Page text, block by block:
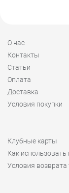
О нас
Контакты
Статьи
Оплата
Доставка
Условия покупки
Клубные карты
Как использовать
Условия возврата